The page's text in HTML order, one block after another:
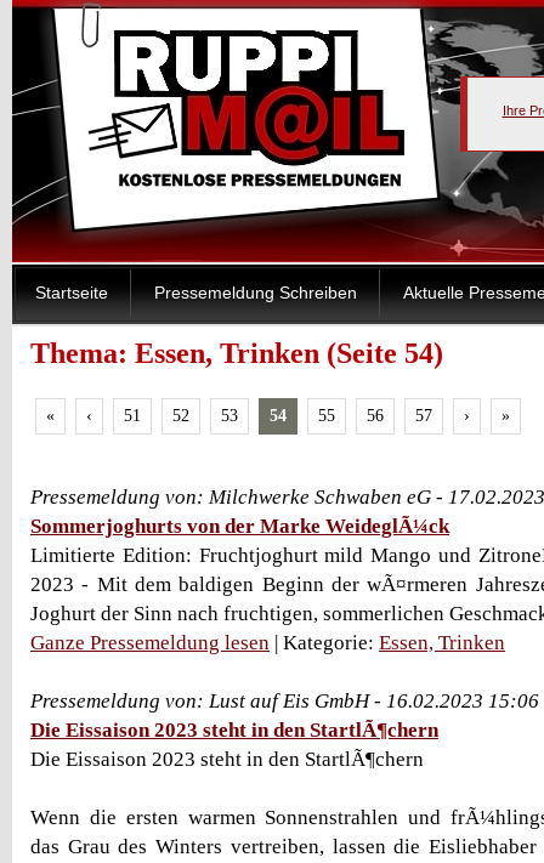
Ihre
Startseite Pressemeldung Schreiben Aktuelle
Thema: Essen, Trinken (Seite 54)
« ‹ 51 52 53 54 55 56 57 › »
Pressemeldung von: Milchwerke Schwaben eG -
Sommerjoghurts von der Marke WeideglÃ¼ck
Limitierte Edition: Fruchtjoghurt mild Mango und
2023 - Mit dem baldigen Beginn der wÃ¤rmeren
Joghurt der Sinn nach fruchtigen, sommerlichen
Ganze Pressemeldung lesen | Kategorie: Essen, Trinken
Pressemeldung von: Lust auf Eis GmbH - 16.02.2023
Die Eissaison 2023 steht in den StartlÃ¶chern
Die Eissaison 2023 steht in den StartlÃ¶chern
Wenn die ersten warmen Sonnenstrahlen und
das Grau des Winters vertreiben, lassen die